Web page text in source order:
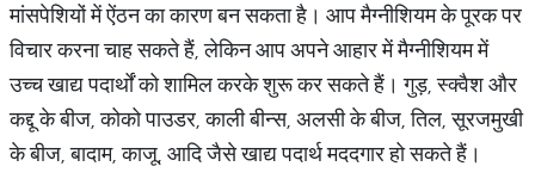
मांसपेशियों में ऐंठन का कारण बन सकता है। आप मैग्नीशियम के पूरक पर
विचार करना चाह सकते हैं, लेकिन आप अपने आहार में मैग्नीशियम में
उच्च खाद्य पदार्थों को शामिल करके शुरू कर सकते हैं। गुड़, स्क्वैश और
कद्दू के बीज, कोको पाउडर, काली बीन्स, अलसी के बीज, तिल, सूरजमुखी
के बीज, बादाम, काजू, आदि जैसे खाद्य पदार्थ मददगार हो सकते हैं।